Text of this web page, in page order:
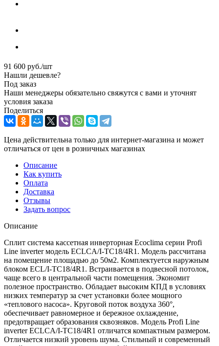
91 600 руб./шт
Нашли дешевле?
Под заказ
Наши менеджеры обязательно свяжутся с вами и уточнят
условия заказа
Поделиться
Цена действительна только для интернет-магазина и может
отличаться от цен в розничных магазинах
Описание
Как купить
Оплата
Доставка
Отзывы
Задать вопрос
Описание
Сплит система кассетная инверторная Ecoclima серии Profi
Line inverter модель ECLCA/I-TC18/4R1. Модель рассчитана
на помещение площадью до 50м2. Комплектуется наружным
блоком ECL/I-TC18/4R1. Встраивается в подвесной потолок,
чаще всего в центральной части помещения. Экономит
полезное пространство. Обладает высоким КПД в условиях
низких температур за счет установки более мощного
«теплового насоса». Круговой поток воздуха 360°,
обеспечивает равномерное и бережное охлаждение,
предотвращает образования сквозняков. Модель Profi Line
inverter ECLCA/I-TC18/4R1 отличатся компактным размером.
Отличается низкий уровень шума. Стильный и современный